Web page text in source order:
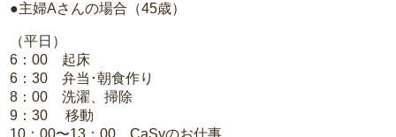
●主婦Aさんの場合（45歳）
（平日）
6：00 起床
6：30 弁当･朝食作り
8：00 洗濯、掃除
9：30 移動